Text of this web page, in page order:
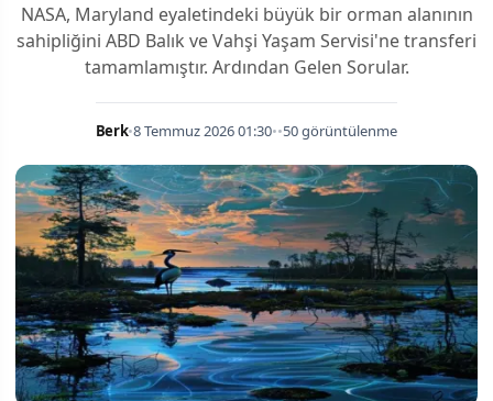
NASA, Maryland eyaletindeki büyük bir orman alanının
sahipliğini ABD Balık ve Vahşi Yaşam Servisi'ne transferi
tamamlamıştır. Ardından Gelen Sorular.
Berk•8 Temmuz 2026 01:30••50 görüntülenme